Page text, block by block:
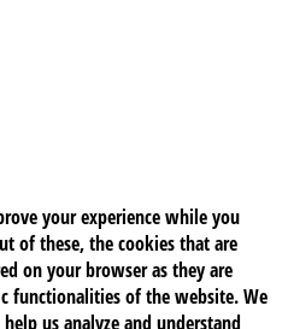
your experience while you
of these, the cookies that are
on your browser as they are
functionalities of the website. We
us analyze and understand